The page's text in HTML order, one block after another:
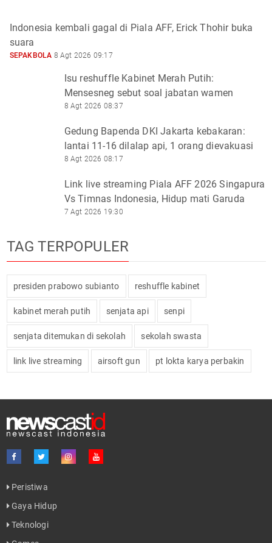
Indonesia kembali gagal di Piala AFF, Erick Thohir buka
suara
SEPAKBOLA 8 Agt 2026 09:17
Isu reshuffle Kabinet Merah Putih:
Mensesneg sebut soal jabatan wamen
8 Agt 2026 08:37
Gedung Bapenda DKI Jakarta kebakaran:
lantai 11-16 dilalap api, 1 orang dievakuasi
8 Agt 2026 08:17
Link live streaming Piala AFF 2026 Singapura
Vs Timnas Indonesia, Hidup mati Garuda
7 Agt 2026 19:30
TAG TERPOPULER
presiden prabowo subianto reshuffle kabinet
kabinet merah putih senjata api senpi
senjata ditemukan di sekolah sekolah swasta
link live streaming airsoft gun pt lokta karya perbakin
Peristiwa
Gaya Hidup
Teknologi